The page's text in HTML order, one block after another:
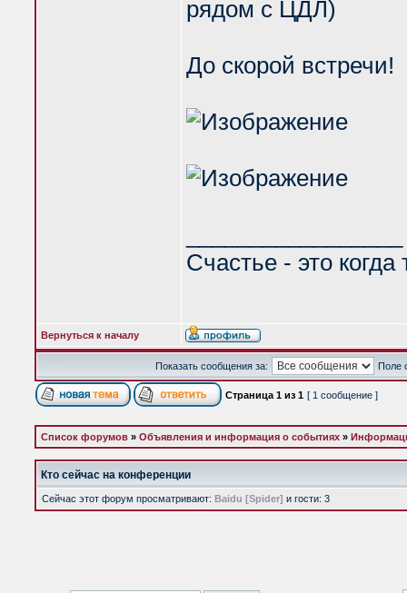
рядом с ЦДЛ)
До скорой встречи!
Счастье - это
Вернуться к началу
Показать сообщения за: Поле
Страница 1 из 1 [ 1 сообщение ]
Список форумов » Объявления и информация о событиях »
Кто сейчас на конференции
Сейчас этот форум просматривают: Baidu [Spider] и гости: 3